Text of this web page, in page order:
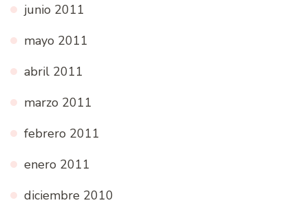
junio 2011
mayo 2011
abril 2011
marzo 2011
febrero 2011
enero 2011
diciembre 2010